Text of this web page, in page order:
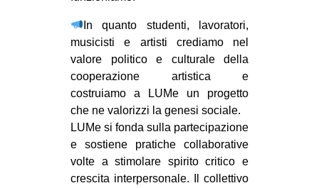
CULTURE
CINEMA
MANIFESTI
MUSICA
RECENSIONI
INTERNAZIONALE
In quanto studenti, lavoratori,
musicisti e artisti crediamo nel
valore politico e culturale della
cooperazione artistica e
costruiamo a LUMe un progetto
che ne valorizzi la genesi sociale.
LUMe si fonda sulla partecipazione
e sostiene pratiche collaborative
volte a stimolare spirito critico e
crescita interpersonale. Il collettivo